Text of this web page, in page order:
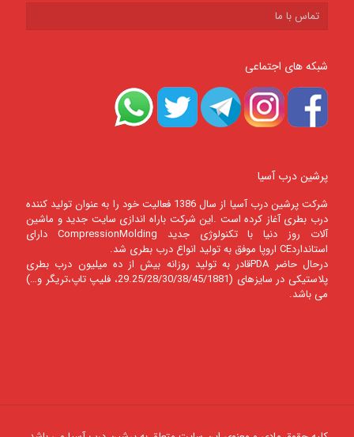
تماس با ما
شبکه های اجتماعی
پرشین درب آسیا
شرکت پرشين درب آسيا از سال 1386 فعالیت خود را به عنوان تولید کننده
درب بطری آغاز کرده است .این شرکت باراه اندازی سایت جدید و ماشین
آلات روز دنیا با تکنولوژی جدید CompressionMolding دارای
استانداردCE اروپا موفق به تولید انواع درب بطری شد.
درحال حاضر PDAقادر به تولید روزانه بیش از ده میلیون درب بطری
پلاستیکی در سایزهای (29.25/28/30/38/45/1881، فلیپ تاپ،تریگر و…)
می باشد.